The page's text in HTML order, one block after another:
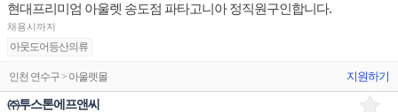
현대프리미엄 아울렛 송도점 파타고니아 정직원구인합니다.
채용시까지
아웃도어등산의류
인천 연수구 > 아울렛몰 지원하기
㈜투스톤에프앤씨